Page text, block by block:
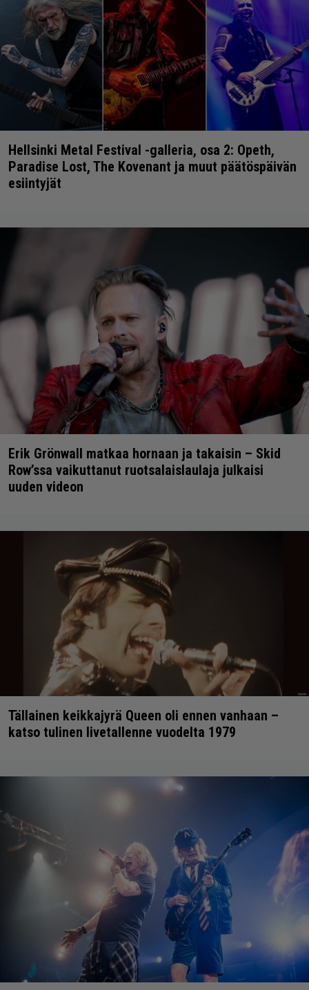
Hellsinki Metal Festival -galleria, osa 2: Opeth,
Paradise Lost, The Kovenant ja muut päätöspäivän
esiintyjät
Erik Grönwall matkaa hornaan ja takaisin – Skid
Row’ssa vaikuttanut ruotsalaislaulaja julkaisi
uuden videon
Tällainen keikkajyrä Queen oli ennen vanhaan –
katso tulinen livetallenne vuodelta 1979